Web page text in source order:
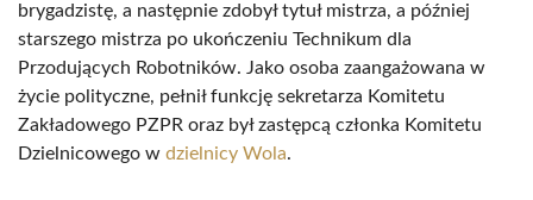
brygadzistę, a następnie zdobył tytuł mistrza, a później
starszego mistrza po ukończeniu Technikum dla
Przodujących Robotników. Jako osoba zaangażowana w
życie polityczne, pełnił funkcję sekretarza Komitetu
Zakładowego PZPR oraz był zastępcą członka Komitetu
Dzielnicowego w dzielnicy Wola.